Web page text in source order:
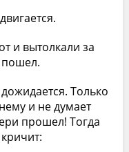
и вытолкали за
пошел.
Только
и не думает
прошел! Тогда